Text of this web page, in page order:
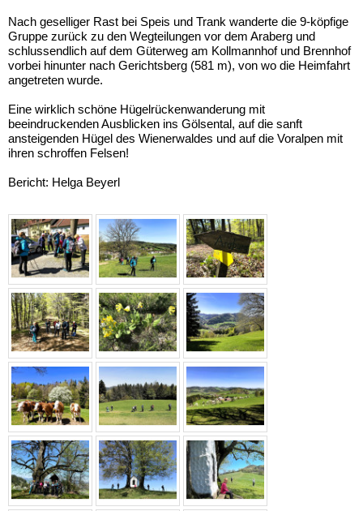
Nach geselliger Rast bei Speis und Trank wanderte die 9-köpfige
Gruppe zurück zu den Wegteilungen vor dem Araberg und
schlussendlich auf dem Güterweg am Kollmannhof und Brennhof
vorbei hinunter nach Gerichtsberg (581 m), von wo die Heimfahrt
angetreten wurde.
Eine wirklich schöne Hügelrückenwanderung mit
beeindruckenden Ausblicken ins Gölsental, auf die sanft
ansteigenden Hügel des Wienerwaldes und auf die Voralpen mit
ihren schroffen Felsen!
Bericht: Helga Beyerl